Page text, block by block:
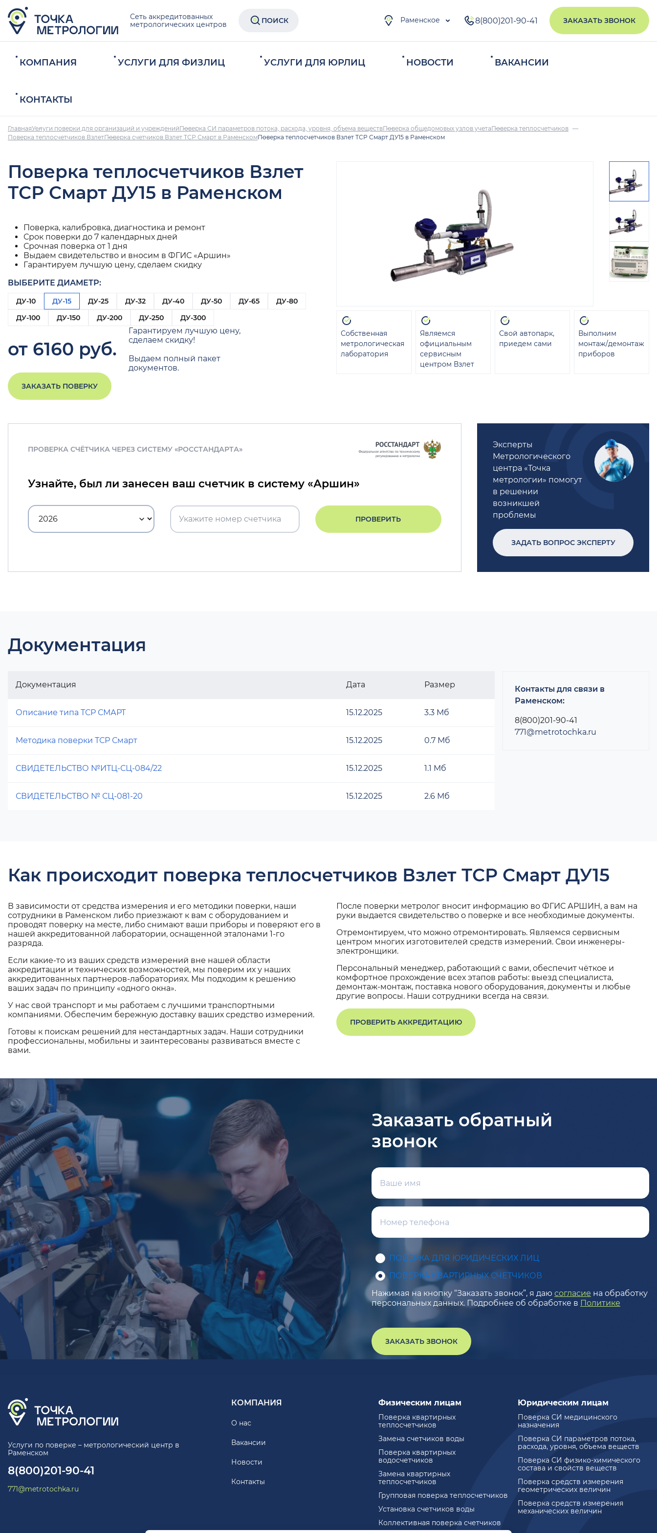
Сеть аккредитованных
метрологических центров
ПОИСК Раменское 8(800)201-90-41 ЗАКАЗАТЬ ЗВОНОК
КОМПАНИЯ УСЛУГИ ДЛЯ ФИЗЛИЦ УСЛУГИ ДЛЯ ЮРЛИЦ НОВОСТИ ВАКАНСИИ
КОНТАКТЫ
ГлавнаяУслуги поверки для организаций и учрежденийПоверка СИ параметров потока, расхода, уровня, объема веществПоверка общедомовых узлов учетаПоверка теплосчетчиков
Поверка теплосчетчиков ВзлетПоверка счетчиков Взлет ТСР Смарт в РаменскомПоверка теплосчетчиков Взлет ТСР Смарт ДУ15 в Раменском
Поверка теплосчетчиков Взлет
ТСР Смарт ДУ15 в Раменском
Поверка, калибровка, диагностика и ремонт
Срок поверки до 7 календарных дней
Срочная поверка от 1 дня
Выдаем свидетельство и вносим в ФГИС «Аршин»
Гарантируем лучшую цену, сделаем скидку
ВЫБЕРИТЕ ДИАМЕТР:
ДУ-10 ДУ-15 ДУ-25 ДУ-32 ДУ-40 ДУ-50 ДУ-65
ДУ-80
ДУ-100
ДУ-150 ДУ-200 ДУ-250 ДУ-300
от 6160 руб.
Гарантируем лучшую цену,
сделаем скидку!
Выдаем полный пакет
документов.
ЗАКАЗАТЬ ПОВЕРКУ
Собственная
метрологическая
лаборатория
Являемся
официальным
сервисным
центром Взлет
Свой автопарк,
приедем сами
Выполним
монтаж/демонтаж
приборов
ПРОВЕРКА СЧЁТЧИКА ЧЕРЕЗ СИСТЕМУ «РОССТАНДАРТА»
Узнайте, был ли занесен ваш счетчик в систему «Аршин»
ПРОВЕРИТЬ
Эксперты
Метрологического
центра «Точка
метрологии» помогут
в решении
возникшей
проблемы
ЗАДАТЬ ВОПРОС ЭКСПЕРТУ
Документация
Документация Дата Размер
Описание типа ТСР СМАРТ 15.12.2025 3.3 Мб
Методика поверки ТСР Смарт 15.12.2025 0.7 Мб
СВИДЕТЕЛЬСТВО №ИТЦ-СЦ-084/22 15.12.2025 1.1 Мб
СВИДЕТЕЛЬСТВО № СЦ-081-20 15.12.2025 2.6 Мб
Контакты для связи в
Раменском:
8(800)201-90-41
771@metrotochka.ru
Как происходит поверка теплосчетчиков Взлет ТСР Смарт ДУ15
В зависимости от средства измерения и его методики поверки, наши
сотрудники в Раменском либо приезжают к вам с оборудованием и
проводят поверку на месте, либо снимают ваши приборы и поверяют его в
нашей аккредитованной лаборатории, оснащенной эталонами 1-го
разряда.
Если какие-то из ваших средств измерений вне нашей области
аккредитации и технических возможностей, мы поверим их у наших
аккредитованных партнеров-лабораториях. Мы подходим к решению
ваших задач по принципу «одного окна».
У нас свой транспорт и мы работаем с лучшими транспортными
компаниями. Обеспечим бережную доставку ваших средство измерений.
Готовы к поискам решений для нестандартных задач. Наши сотрудники
профессиональны, мобильны и заинтересованы развиваться вместе с
вами.
После поверки метролог вносит информацию во ФГИС АРШИН, а вам на
руки выдается свидетельство о поверке и все необходимые документы.
Отремонтируем, что можно отремонтировать. Являемся сервисным
центром многих изготовителей средств измерений. Свои инженеры-
электронщики.
Персональный менеджер, работающий с вами, обеспечит чёткое и
комфортное прохождение всех этапов работы: выезд специалиста,
демонтаж-монтаж, поставка нового оборудования, документы и любые
другие вопросы. Наши сотрудники всегда на связи.
ПРОВЕРИТЬ АККРЕДИТАЦИЮ
Заказать обратный
звонок
ПОВЕРКА ДЛЯ ЮРИДИЧЕСКИХ ЛИЦ
ПОВЕРКА КВАРТИРНЫХ СЧЕТЧИКОВ
Нажимая на кнопку “Заказать звонок”, я даю согласие на обработку
персональных данных. Подробнее об обработке в Политике
ЗАКАЗАТЬ ЗВОНОК
Услуги по поверке – метрологический центр в
Раменском
8(800)201-90-41
771@metrotochka.ru
КОМПАНИЯ
О нас
Вакансии
Новости
Контакты
Физическим лицам
Поверка квартирных
теплосчетчиков
Замена счетчиков воды
Поверка квартирных
водосчетчиков
Замена квартирных
теплосчетчиков
Групповая поверка теплосчетчиков
Установка счетчиков воды
Коллективная поверка счетчиков
Юридическим лицам
Поверка СИ медицинского
назначения
Поверка СИ параметров потока,
расхода, уровня, объема веществ
Поверка СИ физико-химического
состава и свойств веществ
Поверка средств измерения
геометрических величин
Поверка средств измерения
механических величин